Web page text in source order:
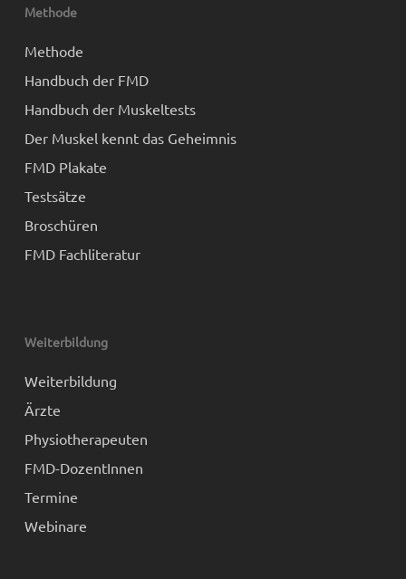
Methode
Methode
Handbuch der FMD
Handbuch der Muskeltests
Der Muskel kennt das Geheimnis
FMD Plakate
Testsätze
Broschüren
FMD Fachliteratur
Weiterbildung
Weiterbildung
Ärzte
Physiotherapeuten
FMD-DozentInnen
Termine
Webinare